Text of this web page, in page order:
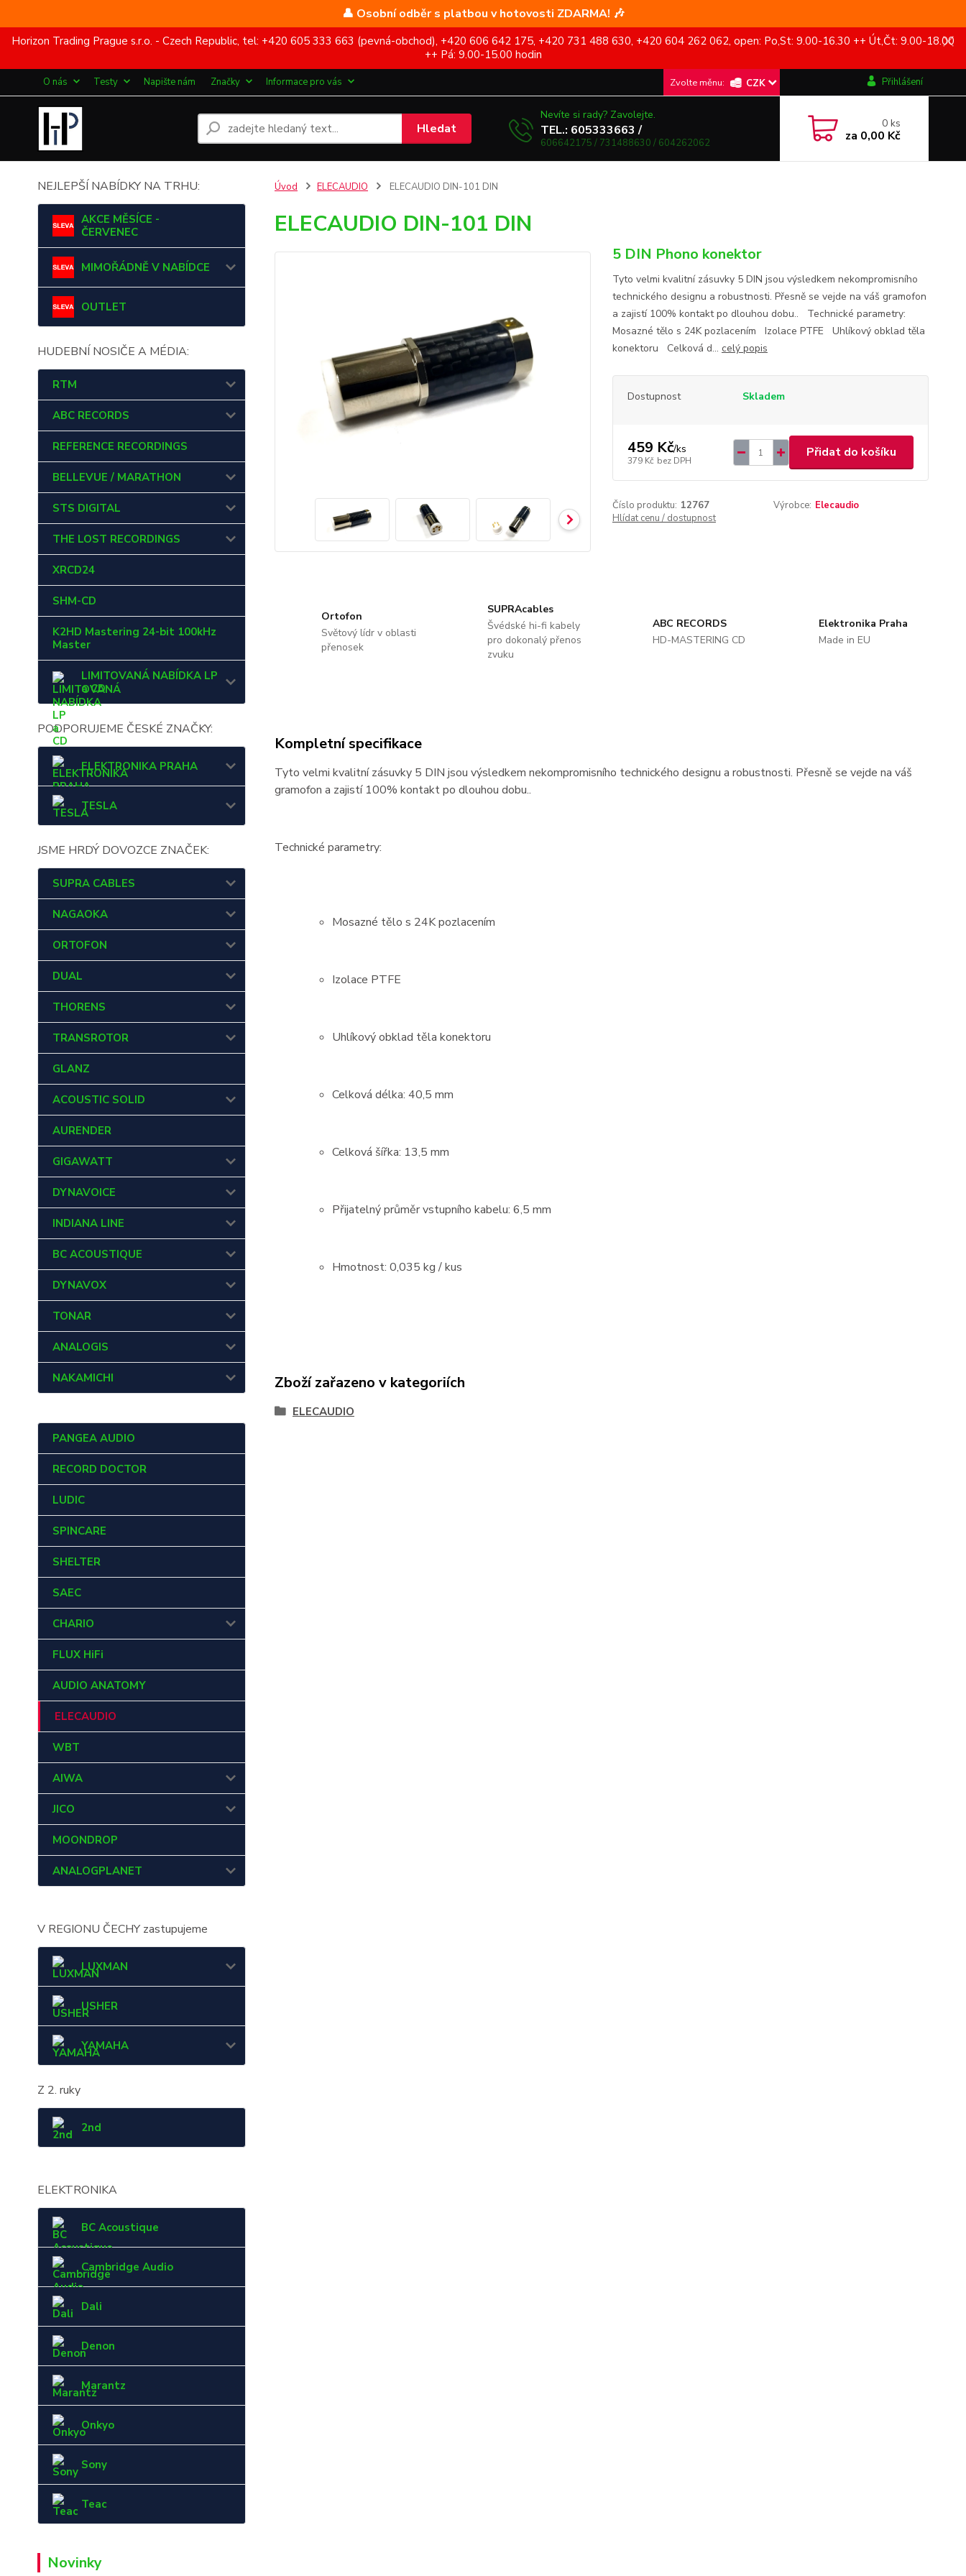
👤 Osobní odběr s platbou v hotovosti ZDARMA! 🎶
Horizon Trading Prague s.r.o. - Czech Republic, tel: +420 605 333 663 (pevná-obchod), +420 606 642 175, +420 731 488 630, +420 604 262 062, open: Po,St: 9.00-16.30 ++ Út,Čt: 9.00-18.00
++ Pá: 9.00-15.00 hodin
O nás Testy Napište nám Značky Informace pro vás CZK Přihlášení
Hledat
Nevíte si rady? Zavolejte.
TEL.: 605333663 /
606642175 / 731488630 / 604262062
0ks
za 0,00 Kč
NEJLEPŠÍ NABÍDKY NA TRHU:
AKCE MĚSÍCE -
ČERVENEC
MIMOŘÁDNĚ V NABÍDCE
OUTLET
HUDEBNÍ NOSIČE A MÉDIA:
RTM
ABC RECORDS
REFERENCE RECORDINGS
BELLEVUE / MARATHON
STS DIGITAL
THE LOST RECORDINGS
XRCD24
SHM-CD
K2HD Mastering 24-bit 100kHz
Master
LIMITOVANÁ NABÍDKA LP
a CD
PODPORUJEME ČESKÉ ZNAČKY:
ELEKTRONIKA PRAHA
TESLA
JSME HRDÝ DOVOZCE ZNAČEK:
SUPRA CABLES
NAGAOKA
ORTOFON
DUAL
THORENS
TRANSROTOR
GLANZ
ACOUSTIC SOLID
AURENDER
GIGAWATT
DYNAVOICE
INDIANA LINE
BC ACOUSTIQUE
DYNAVOX
TONAR
ANALOGIS
NAKAMICHI
PANGEA AUDIO
RECORD DOCTOR
LUDIC
SPINCARE
SHELTER
SAEC
CHARIO
FLUX HiFi
AUDIO ANATOMY
ELECAUDIO
WBT
AIWA
JICO
MOONDROP
ANALOGPLANET
V REGIONU ČECHY zastupujeme
LUXMAN
USHER
YAMAHA
Z 2. ruky
2nd
ELEKTRONIKA
BC Acoustique
Cambridge Audio
Dali
Denon
Marantz
Onkyo
Sony
Teac
Novinky
Úvod ELECAUDIO ELECAUDIO DIN-101 DIN
ELECAUDIO DIN-101 DIN
5 DIN Phono konektor
Tyto velmi kvalitní zásuvky 5 DIN jsou výsledkem nekompromisního
technického designu a robustnosti. Přesně se vejde na váš gramofon
a zajistí 100% kontakt po dlouhou dobu.. Technické parametry:
Mosazné tělo s 24K pozlacením Izolace PTFE Uhlíkový obklad těla
konektoru Celková d... celý popis
Dostupnost Skladem
459 Kč/ks
379 Kč bez DPH
Přidat do košíku
Číslo produktu: 12767 Výrobce: Elecaudio
Hlídat cenu / dostupnost
Ortofon
Světový lídr v oblasti
přenosek
SUPRAcables
Švédské hi-fi kabely
pro dokonalý přenos
zvuku
ABC RECORDS
HD-MASTERING CD
Elektronika Praha
Made in EU
Kompletní specifikace
Tyto velmi kvalitní zásuvky 5 DIN jsou výsledkem nekompromisního technického designu a robustnosti. Přesně se vejde na váš
gramofon a zajistí 100% kontakt po dlouhou dobu..
Technické parametry:
Mosazné tělo s 24K pozlacením
Izolace PTFE
Uhlíkový obklad těla konektoru
Celková délka: 40,5 mm
Celková šířka: 13,5 mm
Přijatelný průměr vstupního kabelu: 6,5 mm
Hmotnost: 0,035 kg / kus
Zboží zařazeno v kategoriích
ELECAUDIO